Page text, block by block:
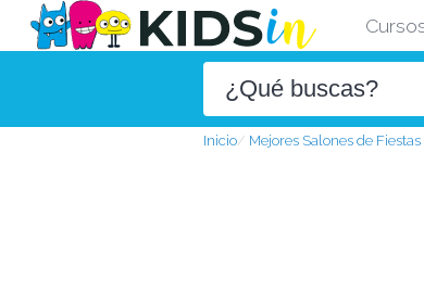
Inicio Mejores Salones de